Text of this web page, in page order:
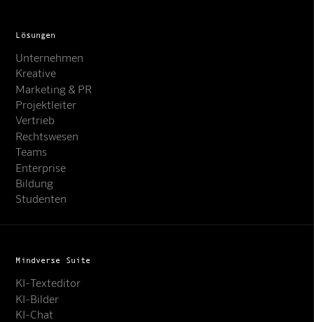
Lösungen
Unternehmen
Kreative
Marketing & PR
Projektleiter
Vertrieb
Rechtswesen
Teams
Enterprise
Bildung
Studenten
Mindverse Suite
KI-Texteditor
KI-Bilder
KI-Chat